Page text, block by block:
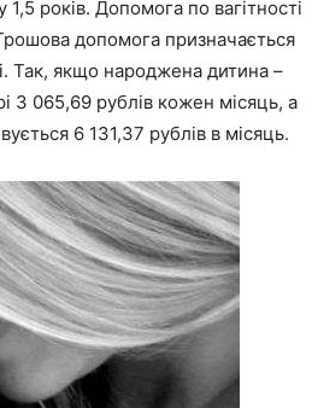
років. Допомога по вагітності
допомога призначається
Так, якщо народжена дитина –
3 065,69 рублів кожен місяць, а
6 131,37 рублів в місяць.